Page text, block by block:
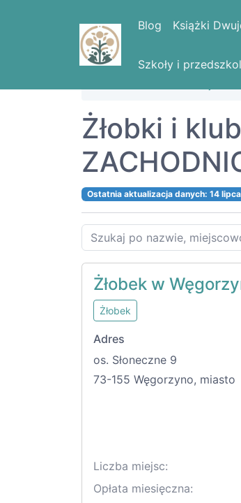
Blog Książki
Szkoły i
Żłobki i
Ostatnia aktualizacja danych: 14
Żłobek w
Żłobek
Adres
os. Słoneczne 9
73-155 Węgorzyno, miasto
Liczba miejsc:
Opłata miesięczna: